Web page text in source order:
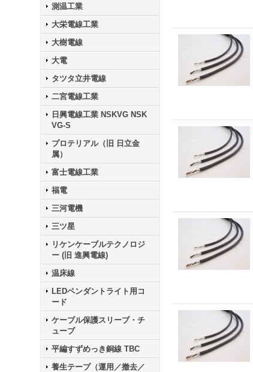
測温工業
大栄電線工業
大樹電線
大電
タツタ立井電線
二宮電線工業
日興電線工業 NSKVG NSK
VG-S
プロテリアル（旧 日立金
属）
富士電線工業
福電
三河電機
三ツ星
リケンケーブルテクノロジ
ー (旧 進興電線)
温床線
LEDペンダントライト用コ
ード
ケーブル保護スリーブ・チ
ューブ
平編すずめっき銅線 TBC
養生テープ（運用／撤去／